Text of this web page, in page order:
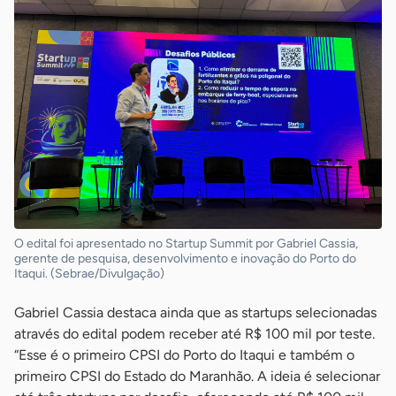
O edital foi apresentado no Startup Summit por Gabriel Cassia,
gerente de pesquisa, desenvolvimento e inovação do Porto do
Itaqui. (Sebrae/Divulgação)
Gabriel Cassia destaca ainda que as startups selecionadas
através do edital podem receber até R$ 100 mil por teste.
“Esse é o primeiro CPSI do Porto do Itaqui e também o
primeiro CPSI do Estado do Maranhão. A ideia é selecionar